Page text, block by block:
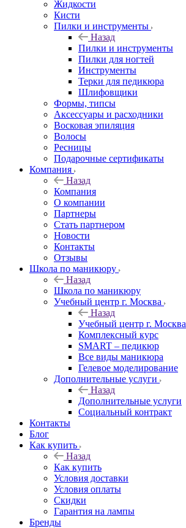
Жидкости
Кисти
Пилки и инструменты
Назад
Пилки и инструменты
Пилки для ногтей
Инструменты
Терки для педикюра
Шлифовщики
Формы, типсы
Аксессуары и расходники
Восковая эпиляция
Волосы
Ресницы
Подарочные сертификаты
Компания
Назад
Компания
О компании
Партнеры
Стать партнером
Новости
Контакты
Отзывы
Школа по маникюру
Назад
Школа по маникюру
Учебный центр г. Москва
Назад
Учебный центр г. Москва
Комплексный курс
SMART – педикюр
Все виды маникюра
Гелевое моделирование
Дополнительные услуги
Назад
Дополнительные услуги
Социальный контракт
Контакты
Блог
Как купить
Назад
Как купить
Условия доставки
Условия оплаты
Скидки
Гарантия на лампы
Бренды